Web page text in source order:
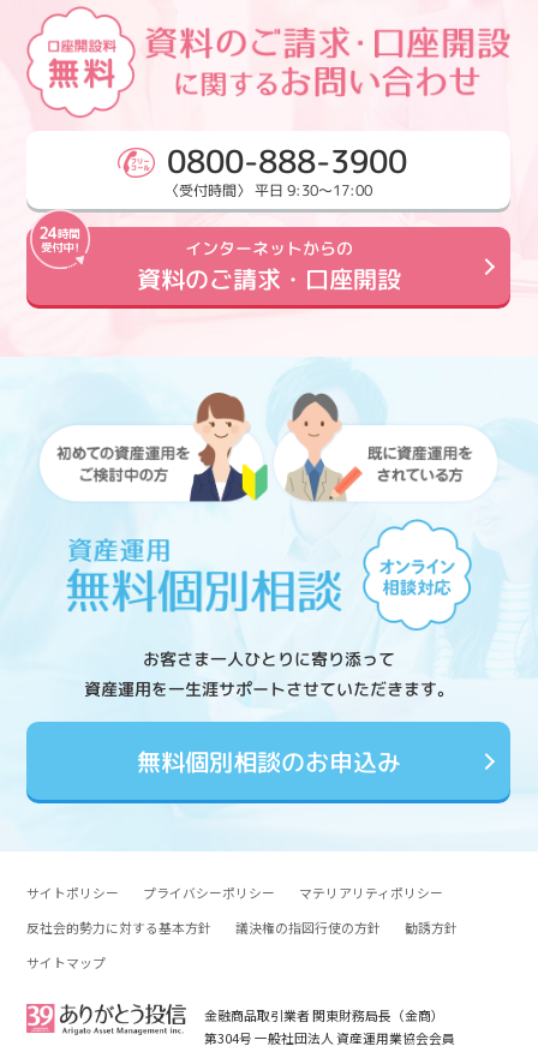
0800-888-3900
〈受付時間〉 平日 9:30～17:00
インターネットからの
資料のご請求・口座開設
お客さま一人ひとりに寄り添って
資産運用を一生涯サポートさせていただきます。
無料個別相談のお申込み
サイトポリシー プライバシーポリシー
マテリアリティポリシー
反社会的勢力に対する基本方針
議決権の指図行使の方針
勧誘方針
サイトマップ
金融商品取引業者 関東財務局長（金商）
第304号 一般社団法人 資産運用業協会会員